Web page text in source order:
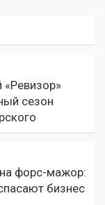
«Ревизор»
сезон
форс-мажор:
бизнес